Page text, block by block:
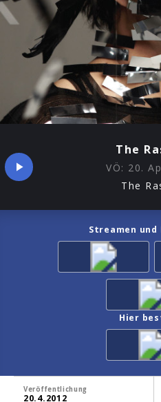
The
VÖ: 20.
The
Streamen und
Hier
Veröffentlichung
20.4.2012